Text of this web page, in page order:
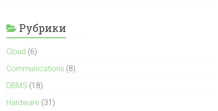
Рубрики
Cloud (6)
Communications (8)
DBMS (18)
Hardware (31)